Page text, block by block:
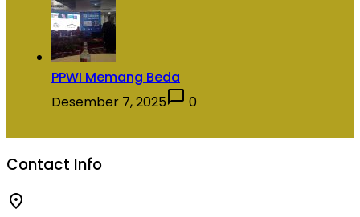
PPWI Memang Beda
Desember 7, 2025
0
Contact Info